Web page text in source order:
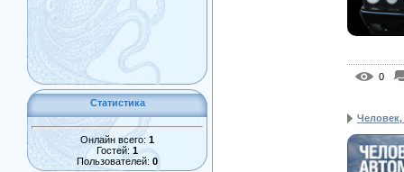
Статистика
Онлайн всего: 1
Гостей: 1
Пользователей: 0
0